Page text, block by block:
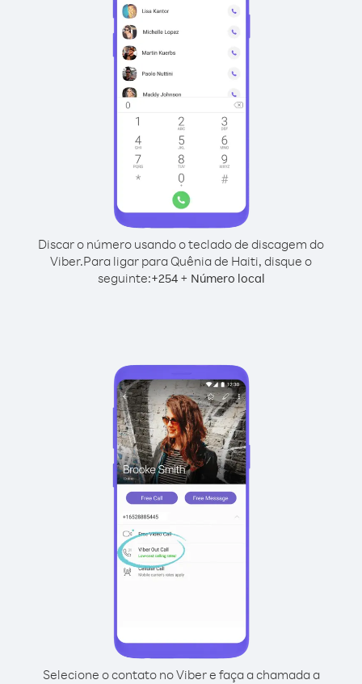
Discar o número usando o teclado de discagem do
Viber.Para ligar para Quênia de Haiti, disque o
seguinte:+254+ Número local
Selecione o contato no Viber e faça a chamada a